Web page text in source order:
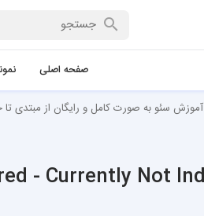
صفحه اصلی
آموزش سئو به صورت کامل و رایگان از مبتدی تا